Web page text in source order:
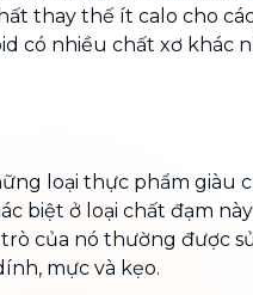
thay thế ít calo cho
có nhiều chất xơ khác
loại thực phẩm giàu
biệt ở loại chất đạm
trò của nó thường được
mực và kẹo.